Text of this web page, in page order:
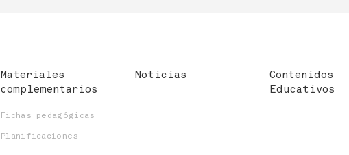
Materiales
complementarios
Fichas pedagógicas
Planificaciones
Noticias
Contenidos
Educativos